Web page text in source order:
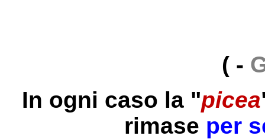
( -
In ogni caso la "picea
rimase per